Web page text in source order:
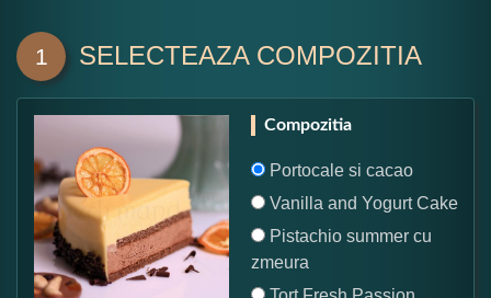
1 SELECTEAZA COMPOZITIA
Compozitia
Portocale si cacao
Vanilla and Yogurt Cake
Pistachio summer cu
zmeura